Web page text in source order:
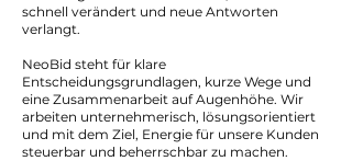
schnell verändert und neue Antworten
verlangt.
NeoBid steht für klare
Entscheidungsgrundlagen, kurze Wege und
eine Zusammenarbeit auf Augenhöhe. Wir
arbeiten unternehmerisch, lösungsorientiert
und mit dem Ziel, Energie für unsere Kunden
steuerbar und beherrschbar zu machen.